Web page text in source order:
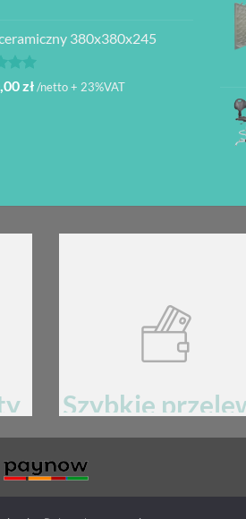
380x380x245
5
zł/netto + 23%VAT
Szybkie
Płatności przez bramkę